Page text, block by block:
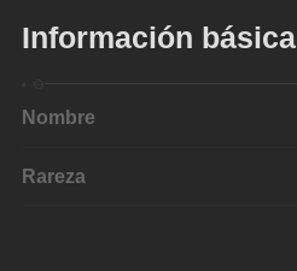
Información básica
Nombre
Rareza